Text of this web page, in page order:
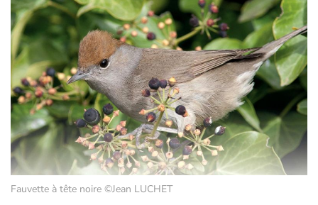
Fauvette à tête noire ©Jean LUCHET